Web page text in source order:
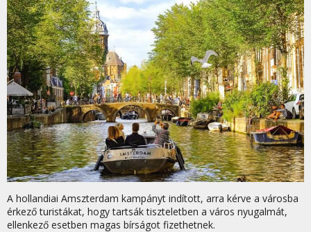
A hollandiai Amszterdam kampányt indított, arra kérve a városba
érkező turistákat, hogy tartsák tiszteletben a város nyugalmát,
ellenkező esetben magas bírságot fizethetnek.